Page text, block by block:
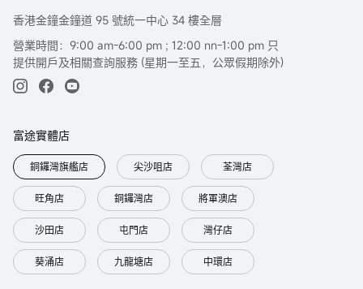
香港金鐘金鐘道 95 號統一中心 34 樓全層
營業時間：9:00 am-6:00 pm ; 12:00 nn-1:00 pm 只
提供開戶及相關查詢服務 (星期一至五，公眾假期除外)
富途實體店
銅鑼灣旗艦店 尖沙咀店 荃灣店
旺角店 銅鑼灣店 將軍澳店
沙田店 屯門店 灣仔店
葵涌店 九龍塘店 中環店